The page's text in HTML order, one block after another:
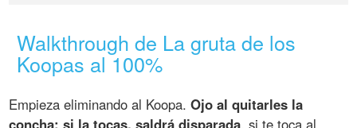
Walkthrough de La gruta de los
Koopas al 100%
Empieza eliminando al Koopa.Ojo al quitarles la
concha: si la tocas, saldrá disparada, si te toca al